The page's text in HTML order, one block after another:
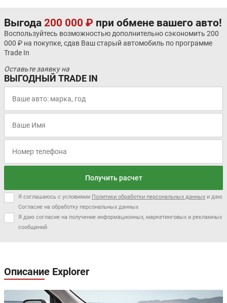
Выгода 200 000 ₽ при обмене вашего авто!
Воспользуйтесь возможностью дополнительно сэкономить 200
000 ₽ на покупке, сдав Ваш старый автомобиль по программе
Trade In
Оставьте заявку на
ВЫГОДНЫЙ TRADE IN
Получить расчет
Я соглашаюсь с условиями Политики обработки персональных данных и даю
Согласие на обработку персональных данных
Я даю согласие на получение информационных, маркетинговых и рекламных
сообщений
Описание Explorer